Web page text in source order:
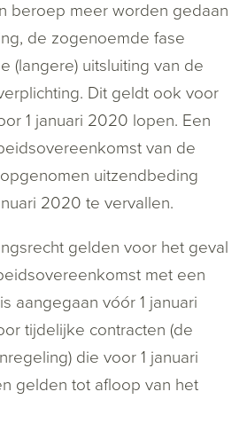
beroep meer worden gedaan
de zogenoemde fase
(langere) uitsluiting van de
Dit geldt ook voor
1 januari 2020 lopen. Een
van de
uitzendbeding
2020 te vervallen.
gelden voor het geval
met een
aangegaan vóór 1 januari
tijdelijke contracten (de
die voor 1 januari
gelden tot afloop van het